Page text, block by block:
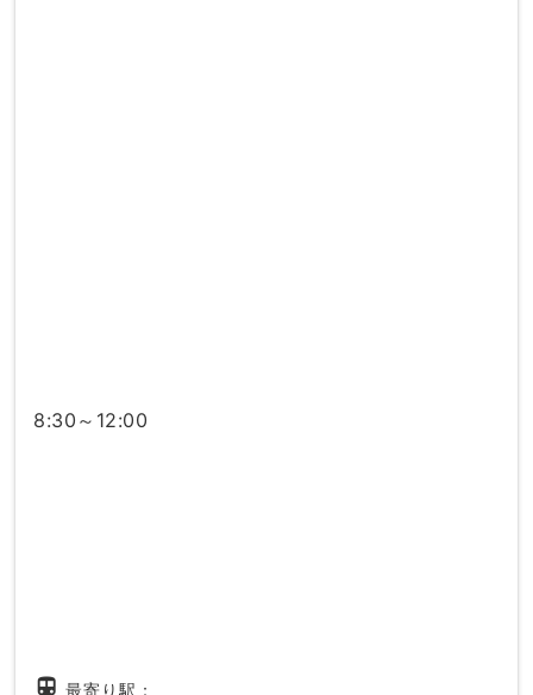
8:30～12:00
directions_subway 最寄り駅：